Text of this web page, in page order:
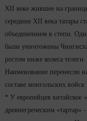
XII веке жившее на
середине XII века татары
объединением в степи.
были уничтожены
ростом ниже колеса
Наименование перенесли
составе монгольских войск
* У европейцев китайское
древнегреческим «тартар»